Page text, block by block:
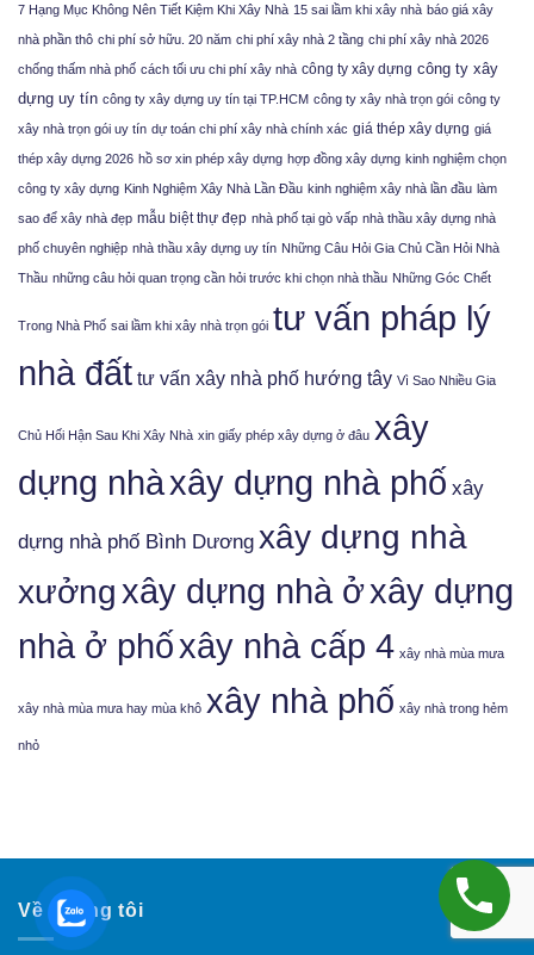
7 Hạng Mục Không Nên Tiết Kiệm Khi Xây Nhà 15 sai lầm khi xây nhà báo giá xây
nhà phần thô chi phí sở hữu. 20 năm chi phí xây nhà 2 tầng chi phí xây nhà 2026
chống thấm nhà phố cách tối ưu chi phí xây nhà công ty xây dựng công ty xây
dựng uy tín công ty xây dựng uy tín tại TP.HCM công ty xây nhà trọn gói công ty
xây nhà trọn gói uy tín dự toán chi phí xây nhà chính xác giá thép xây dựng giá
thép xây dựng 2026 hồ sơ xin phép xây dựng hợp đồng xây dựng kinh nghiệm chọn
công ty xây dựng Kinh Nghiệm Xây Nhà Lần Đầu kinh nghiệm xây nhà lần đầu làm
sao để xây nhà đẹp mẫu biệt thự đẹp nhà phố tại gò vấp nhà thầu xây dựng nhà
phố chuyên nghiệp nhà thầu xây dựng uy tín Những Câu Hỏi Gia Chủ Cần Hỏi Nhà
Thầu những câu hỏi quan trọng cần hỏi trước khi chọn nhà thầu Những Góc Chết
Trong Nhà Phố sai lầm khi xây nhà trọn gói tư vấn pháp lý
nhà đất tư vấn xây nhà phố hướng tây Vì Sao Nhiều Gia
Chủ Hối Hận Sau Khi Xây Nhà xin giấy phép xây dựng ở đâu xây
dựng nhàxây dựng nhà phố xây
dựng nhà phố Bình Dương xây dựng nhà
xưởngxây dựng nhà ởxây dựng
nhà ở phốxây nhà cấp 4 xây nhà mùa mưa
xây nhà mùa mưa hay mùa khô xây nhà phố xây nhà trong hẻm
nhỏ
Về chúng tôi